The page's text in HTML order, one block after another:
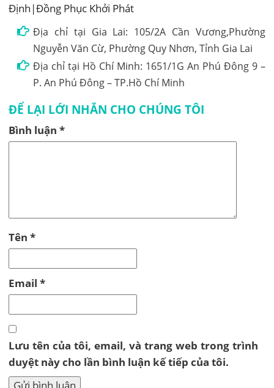
Định|Đồng Phục Khởi Phát
Địa chỉ tại Gia Lai: 105/2A Cần Vương,Phường
Nguyễn Văn Cừ, Phường Quy Nhơn, Tỉnh Gia Lai
Địa chỉ tại Hồ Chí Minh: 1651/1G An Phú Đông 9 –
P. An Phú Đông – TP.Hồ Chí Minh
ĐỂ LẠI LỚI NHẮN CHO CHÚNG TÔI
Bình luận*
Tên*
Email*
Lưu tên của tôi, email, và trang web trong trình
duyệt này cho lần bình luận kế tiếp của tôi.